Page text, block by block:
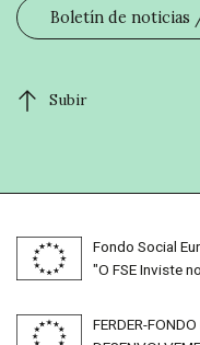
Boletín de noticias
Subir
Fondo Social
"O FSE Inviste
FERDER-